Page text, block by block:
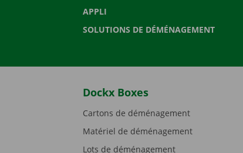
APPLI
SOLUTIONS DE DÉMÉNAGEMENT
Dockx Boxes
Cartons de déménagement
Matériel de déménagement
Lots de déménagement